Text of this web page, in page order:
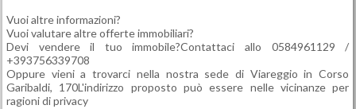
Vuoi altre informazioni?
Vuoi valutare altre offerte immobiliari?
Devi vendere il tuo immobile?Contattaci allo 0584961129 /
+393756339708
Oppure vieni a trovarci nella nostra sede di Viareggio in Corso
Garibaldi, 170L'indirizzo proposto può essere nelle vicinanze per
ragioni di privacy